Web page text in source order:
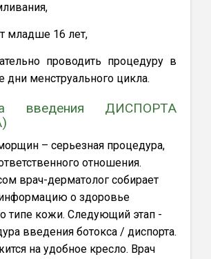
младше 16 лет,
проводить процедуру в
дни менструального цикла.
введения ДИСПОРТА
– серьезная процедура,
отношения.
врач-дерматолог собирает
о здоровье
типе кожи. Следующий этап -
введения ботокса / диспорта.
на удобное кресло. Врач